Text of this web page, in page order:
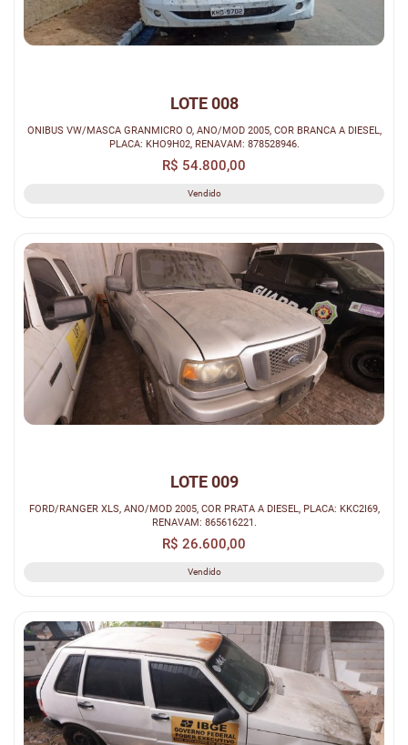
LOTE 008
ONIBUS VW/MASCA GRANMICRO O, ANO/MOD 2005, COR BRANCA A DIESEL,
PLACA: KHO9H02, RENAVAM: 878528946.
R$ 54.800,00
Vendido
LOTE 009
FORD/RANGER XLS, ANO/MOD 2005, COR PRATA A DIESEL, PLACA: KKC2I69,
RENAVAM: 865616221.
R$ 26.600,00
Vendido